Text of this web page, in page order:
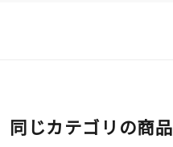
同じカテゴリの商品